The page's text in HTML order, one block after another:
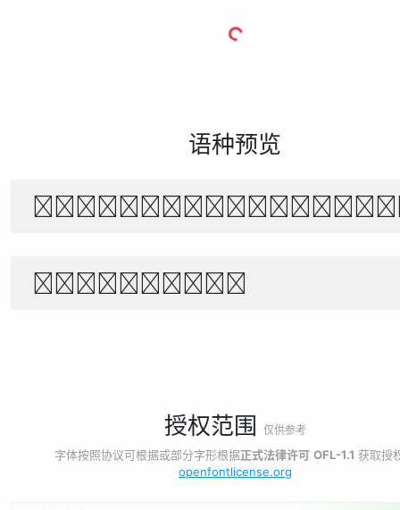
语种预览
The quick brown
1234567890
授权范围 仅供参考
字体按照协议可根据或部分字形根据正式法律许可 OFL-1.1 获取授
openfontlicense.org